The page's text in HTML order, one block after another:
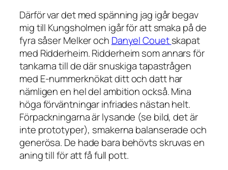
Därför var det med spänning jag igår begav
mig till Kungsholmen igår för att smaka på de
fyra såser Melker och Danyel Couetskapat
med Ridderheim. Ridderheim som annars för
tankarna till de där snuskiga tapastrågen
med E-nummerknökat ditt och datt har
nämligen en hel del ambition också. Mina
höga förväntningar infriades nästan helt.
Förpackningarna är lysande (se bild, det är
inte prototyper), smakerna balanserade och
generösa. De hade bara behövts skruvas en
aning till för att få full pott.